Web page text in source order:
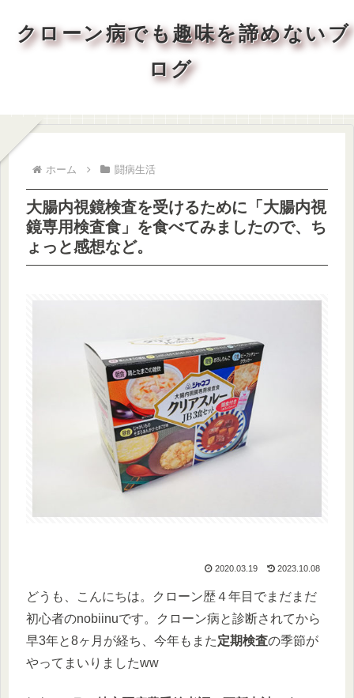
クローン病でも趣味を諦めないブ
ログ
ホーム 闘病生活
大腸内視鏡検査を受けるために「大腸内視
鏡専用検査食」を食べてみましたので、ち
ょっと感想など。
2020.03.19 2023.10.08
どうも、こんにちは。クローン歴４年目でまだまだ
初心者のnobiinuです。クローン病と診断されてから
早3年と8ヶ月が経ち、今年もまた定期検査の季節が
やってまいりましたww